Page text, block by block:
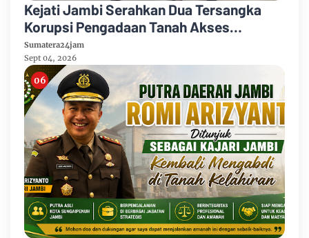
Kejati Jambi Serahkan Dua Tersangka
Korupsi Pengadaan Tanah Akses
Pelabuhan Ujung Jabung Ke Penuntut
Umum
Sumatera24jam
Sept 04, 2026